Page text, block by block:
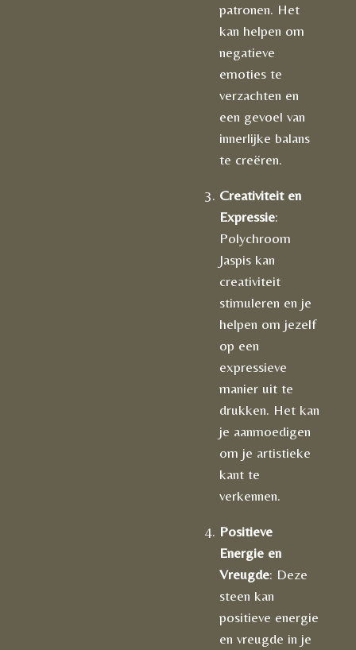
patronen. Het
kan helpen om
negatieve
emoties te
verzachten en
een gevoel van
innerlijke balans
te creëren.
Creativiteit en
Expressie:
Polychroom
Jaspis kan
creativiteit
stimuleren en je
helpen om jezelf
op een
expressieve
manier uit te
drukken. Het kan
je aanmoedigen
om je artistieke
kant te
verkennen.
Positieve
Energie en
Vreugde: Deze
steen kan
positieve energie
en vreugde in je